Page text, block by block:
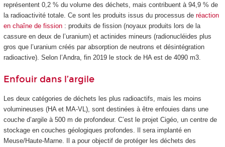
représentent 0,2 % du volume des déchets, mais contribuent à 94,9 % de
la radioactivité totale. Ce sont les produits issus du processus de réaction
en chaîne de fission: produits de fission (noyaux produits lors de la
cassure en deux de l’uranium) et actinides mineurs (radionucléides plus
gros que l’uranium créés par absorption de neutrons et désintégration
radioactive). Selon l’Andra, fin 2019 le stock de HA est de 4090 m3.
Enfouir dans l’argile
Les deux catégories de déchets les plus radioactifs, mais les moins
volumineuses (HA et MA-VL), sont destinées à être enfouies dans une
couche d’argile à 500 m de profondeur. C’est le projet Cigéo, un centre de
stockage en couches géologiques profondes. Il sera implanté en
Meuse/Haute-Marne. Il a pour objectif de protéger les déchets des